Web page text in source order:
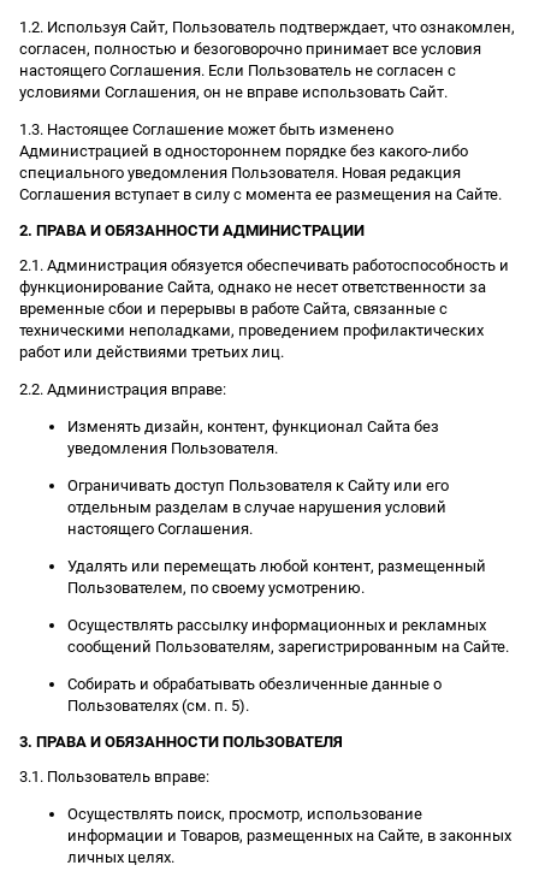
1.2. Используя Сайт, Пользователь подтверждает, что ознакомлен,
согласен, полностью и безоговорочно принимает все условия
настоящего Соглашения. Если Пользователь не согласен с
условиями Соглашения, он не вправе использовать Сайт.
1.3. Настоящее Соглашение может быть изменено
Администрацией в одностороннем порядке без какого-либо
специального уведомления Пользователя. Новая редакция
Соглашения вступает в силу с момента ее размещения на Сайте.
2. ПРАВА И ОБЯЗАННОСТИ АДМИНИСТРАЦИИ
2.1. Администрация обязуется обеспечивать работоспособность и
функционирование Сайта, однако не несет ответственности за
временные сбои и перерывы в работе Сайта, связанные с
техническими неполадками, проведением профилактических
работ или действиями третьих лиц.
2.2. Администрация вправе:
Изменять дизайн, контент, функционал Сайта без
уведомления Пользователя.
Ограничивать доступ Пользователя к Сайту или его
отдельным разделам в случае нарушения условий
настоящего Соглашения.
Удалять или перемещать любой контент, размещенный
Пользователем, по своему усмотрению.
Осуществлять рассылку информационных и рекламных
сообщений Пользователям, зарегистрированным на Сайте.
Собирать и обрабатывать обезличенные данные о
Пользователях (см. п. 5).
3. ПРАВА И ОБЯЗАННОСТИ ПОЛЬЗОВАТЕЛЯ
3.1. Пользователь вправе:
Осуществлять поиск, просмотр, использование
информации и Товаров, размещенных на Сайте, в законных
личных целях.